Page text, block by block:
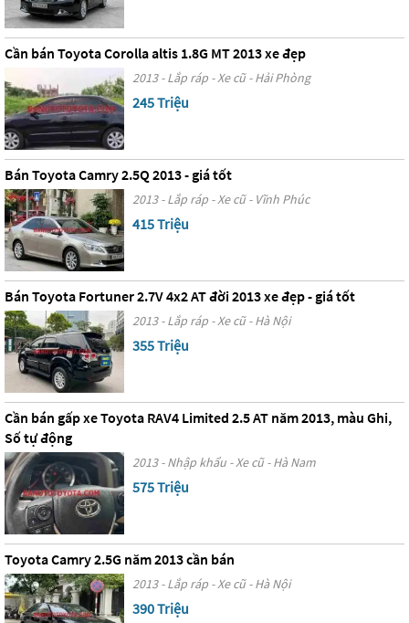
Cần bán Toyota Corolla altis 1.8G MT 2013 xe đẹp
2013 - Lắp ráp - Xe cũ - Hải Phòng
245 Triệu
Bán Toyota Camry 2.5Q 2013 - giá tốt
2013 - Lắp ráp - Xe cũ - Vĩnh Phúc
415 Triệu
Bán Toyota Fortuner 2.7V 4x2 AT đời 2013 xe đẹp - giá tốt
2013 - Lắp ráp - Xe cũ - Hà Nội
355 Triệu
Cần bán gấp xe Toyota RAV4 Limited 2.5 AT năm 2013, màu Ghi,
Số tự động
2013 - Nhập khẩu - Xe cũ - Hà Nam
575 Triệu
Toyota Camry 2.5G năm 2013 cần bán
2013 - Lắp ráp - Xe cũ - Hà Nội
390 Triệu